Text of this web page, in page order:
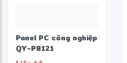
Panel PC công nghiệp
QY-P8121